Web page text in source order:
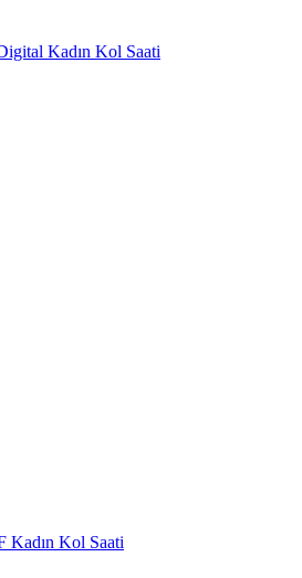
Kadın Kol Saati
Kadın Kol Saati